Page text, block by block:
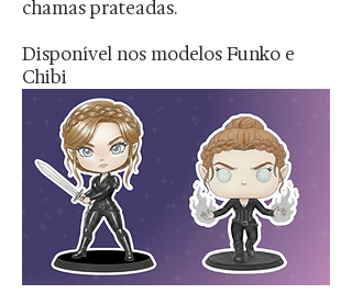
chamas prateadas.
Disponível nos modelos Funko e
Chibi